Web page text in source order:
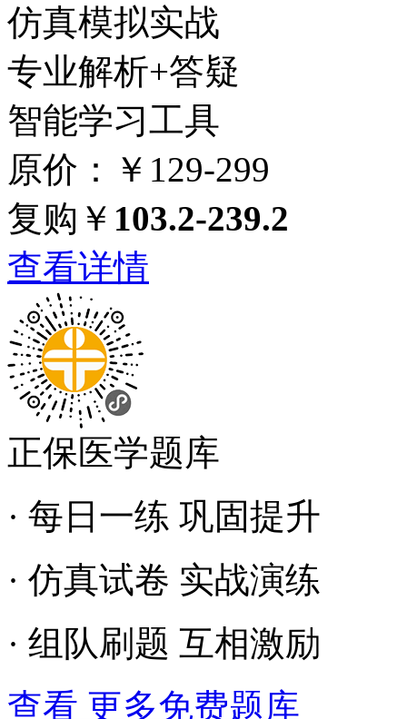
仿真模拟实战
专业解析+答疑
智能学习工具
原价：￥129-299
复购￥ 103.2-239.2
查看详情
正保医学题库
· 每日一练 巩固提升
· 仿真试卷 实战演练
· 组队刷题 互相激励
查看 更多免费题库